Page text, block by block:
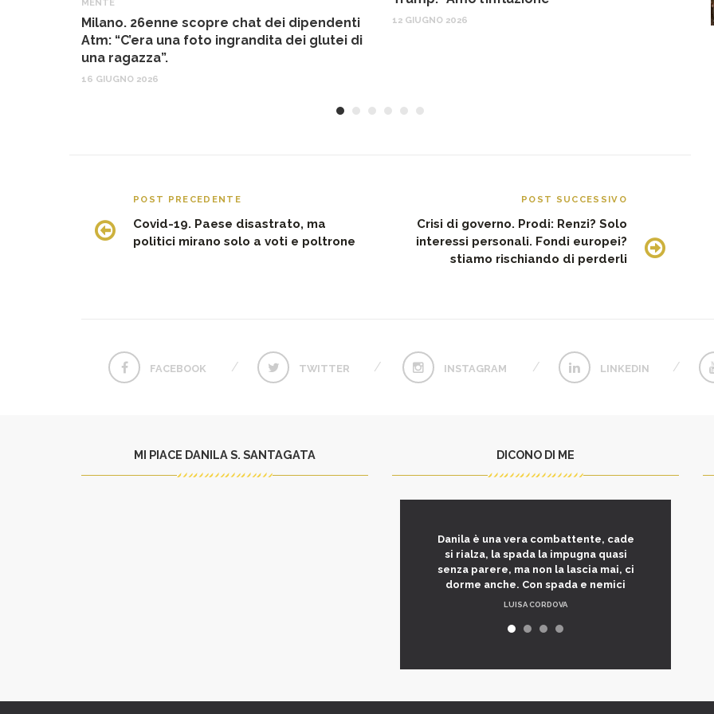
Milano. 26enne scopre chat dei dipendenti
Atm: “C’era una foto ingrandita dei glutei di
una ragazza”.
16 GIUGNO 2026
12 GIUGNO 2026
POST PRECEDENTE
Covid-19. Paese disastrato, ma
politici mirano solo a voti e poltrone
POST SUCCESSIVO
Crisi di governo. Prodi: Renzi? Solo
interessi personali. Fondi europei?
stiamo rischiando di perderli
FACEBOOK TWITTER INSTAGRAM LINKEDIN
MI PIACE DANILA S. SANTAGATA DICONO DI ME
Danila è una vera combattente, cade
si rialza, la spada la impugna quasi
senza parere, ma non la lascia mai, ci
dorme anche. Con spada e nemici
LUISA CORDOVA